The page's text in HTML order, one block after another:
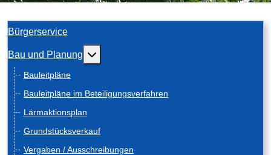
Bürgerservice
Bau und Planung Weitere Informationen: Bau und Planung
Bauleitpläne
Bauleitpläne im Beteiligungsverfahren
Lärmaktionsplan
Grundstücksverkauf
Vergaben / Ausschreibungen